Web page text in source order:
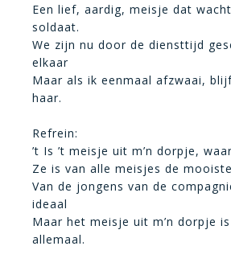
Een lief, aardig, meisje dat
soldaat.
We zijn nu door de diensttijd
elkaar
Maar als ik eenmaal afzwaai,
haar.
Refrein:
’t Is ’t meisje uit m’n dorpje,
Ze is van alle meisjes de
Van de jongens van de
ideaal
Maar het meisje uit m’n dorpje
allemaal.